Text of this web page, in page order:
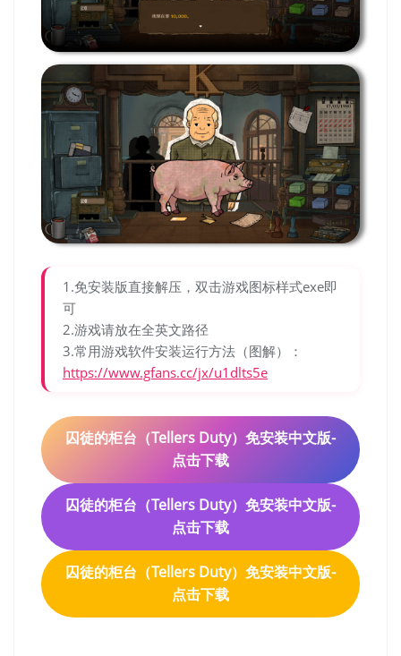
1.免安装版直接解压，双击游戏图标样式exe即
可
2.游戏请放在全英文路径
3.常用游戏软件安装运行方法（图解）：
https://www.gfans.cc/jx/u1dlts5e
囚徒的柜台（Tellers Duty）免安装中文版-
点击下载
囚徒的柜台（Tellers Duty）免安装中文版-
点击下载
囚徒的柜台（Tellers Duty）免安装中文版-
点击下载